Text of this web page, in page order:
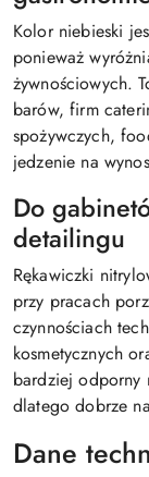
Kolor niebieski
ponieważ
żywnościowych.
barów, firm
spożywczych,
jedzenie na
Do
detailingu
Rękawiczki
przy pracach
czynnościach
kosmetycznych
bardziej odporny
dlatego dobrze
Dane